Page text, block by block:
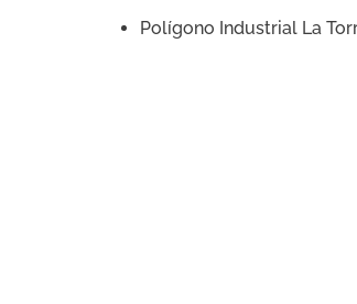
Polígono Industrial La